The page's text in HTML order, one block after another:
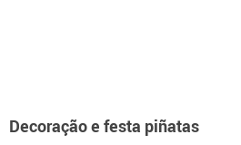
Decoração e festa piñatas